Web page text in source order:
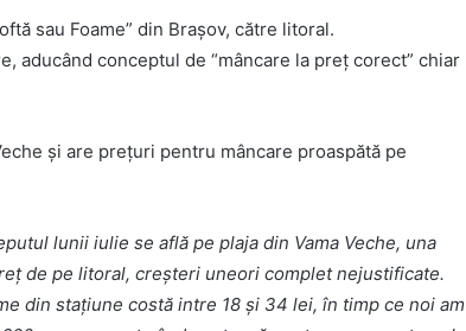
sau Foame” din Brașov, către litoral.
aducând conceptul de “mâncare la preț corect” chiar
și are prețuri pentru mâncare proaspătă pe
lunii iulie se află pe plaja din Vama Veche, una
de pe litoral, creșteri uneori complet nejustificate.
din stațiune costă intre 18 și 34 lei, în timp ce noi am